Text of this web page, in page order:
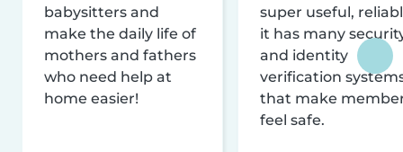
babysitters and
make the daily life of
mothers and fathers
who need help at
home easier!
super useful,
it has many
and identity
verification
that make
feel safe.